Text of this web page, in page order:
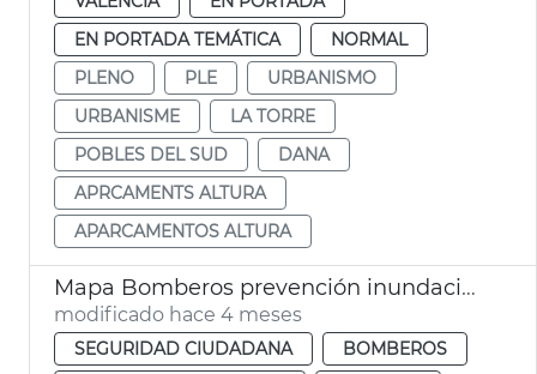
EN PORTADA TEMÁTICA
NORMAL
PLENO
PLE
URBANISMO
URBANISME
LA TORRE
POBLES DEL SUD
DANA
APRCAMENTS ALTURA
APARCAMENTOS ALTURA
Mapa Bomberos prevención inundaciones fluviales
modificado hace 4 meses
SEGURIDAD CIUDADANA
BOMBEROS